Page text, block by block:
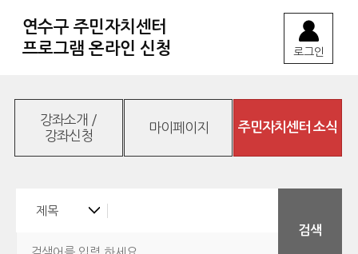
연수구 주민자치센터
프로그램 온라인 신청
로그인
강좌소개 /
강좌신청
마이페이지 주민자치센터 소식